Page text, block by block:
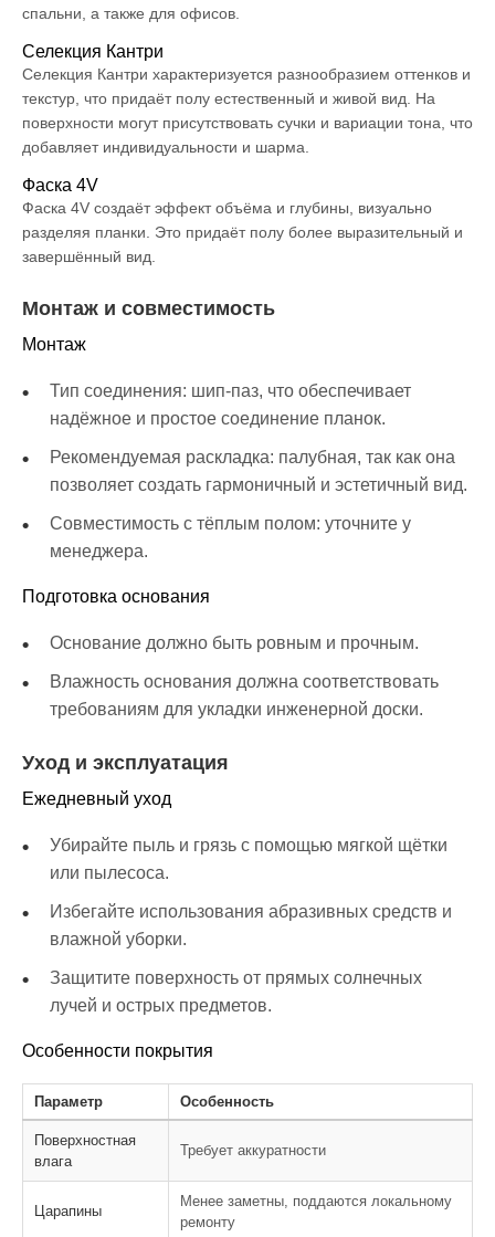
спальни, а также для офисов.
Селекция Кантри
Селекция Кантри характеризуется разнообразием оттенков и
текстур, что придаёт полу естественный и живой вид. На
поверхности могут присутствовать сучки и вариации тона, что
добавляет индивидуальности и шарма.
Фаска 4V
Фаска 4V создаёт эффект объёма и глубины, визуально
разделяя планки. Это придаёт полу более выразительный и
завершённый вид.
Монтаж и совместимость
Монтаж
Тип соединения: шип-паз, что обеспечивает
надёжное и простое соединение планок.
Рекомендуемая раскладка: палубная, так как она
позволяет создать гармоничный и эстетичный вид.
Совместимость с тёплым полом: уточните у
менеджера.
Подготовка основания
Основание должно быть ровным и прочным.
Влажность основания должна соответствовать
требованиям для укладки инженерной доски.
Уход и эксплуатация
Ежедневный уход
Убирайте пыль и грязь с помощью мягкой щётки
или пылесоса.
Избегайте использования абразивных средств и
влажной уборки.
Защитите поверхность от прямых солнечных
лучей и острых предметов.
Особенности покрытия
Параметр Особенность
Поверхностная
влага
Требует аккуратности
Царапины
Менее заметны, поддаются локальному
ремонту